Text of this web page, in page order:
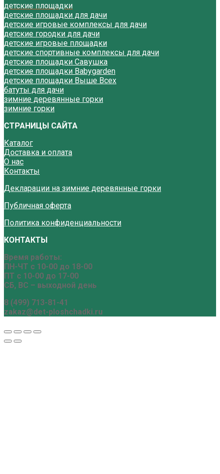
детские площадки
детские площадки для дачи
детские игровые комплексы для дачи
детские городки для дачи
детские игровые площадки
детские спортивные комплексы для дачи
детские площадки Савушка
детские площадки Babygarden
детские площадки Выше Всех
батуты для дачи
зимние деревянные горки
зимние горки
СТРАНИЦЫ САЙТА
Каталог
Доставка и оплата
О нас
Контакты
Декларации на зимние деревянные горки
Публичная оферта
Политика конфиденциальности
КОНТАКТЫ
Время работы:
ПН-ЧТ с 10-00 до 18-00
ПТ с 10-00 до 17-00
СБ, ВС – выходной день
8 (499) 713-81-41
zakaz@det-ploshchadki.ru